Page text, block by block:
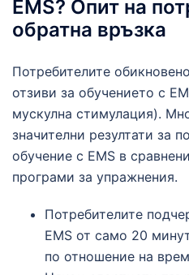
EMS? Опит на
обратна връзка
Потребителите
отзиви за обучението с
мускулна стимулация).
значителни резултати за
обучение с EMS в
програми за упражнения.
Потребителите
EMS от само 20
по отношение на